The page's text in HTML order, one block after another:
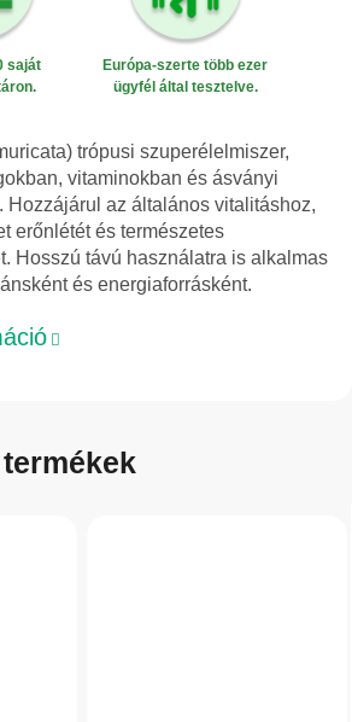
saját
Európa-szerte több ezer
ügyfél által tesztelve.
trópusi szuperélelmiszer,
vitaminokban és ásványi
Hozzájárul az általános vitalitáshoz,
erőnlétét és természetes
Hosszú távú használatra is alkalmas
és energiaforrásként.